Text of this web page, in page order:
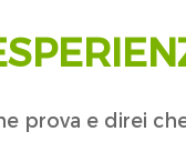
prova e direi